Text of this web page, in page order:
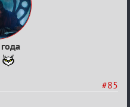
#85